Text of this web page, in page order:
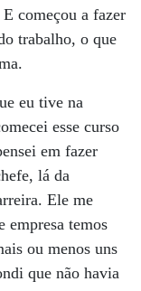
começou a fazer
trabalho, o que
eu tive na
esse curso
em fazer
lá da
Ele me
empresa temos
ou menos uns
que não havia